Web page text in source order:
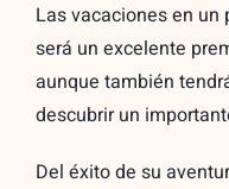
Las vacaciones en
será un excelente
aunque también
descubrir un
Del éxito de su